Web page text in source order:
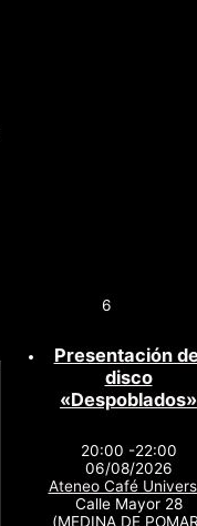
6
Presentación
disco
«Despoblados»
20:00 -22:00
06/08/2026
Ateneo Café
Calle Mayor 28
(MEDINA DE